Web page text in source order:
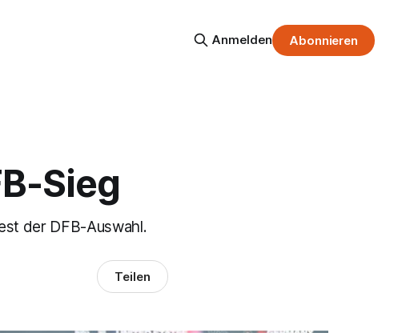
Anmelden Abonnieren
Sieg
der DFB-Auswahl.
Teilen